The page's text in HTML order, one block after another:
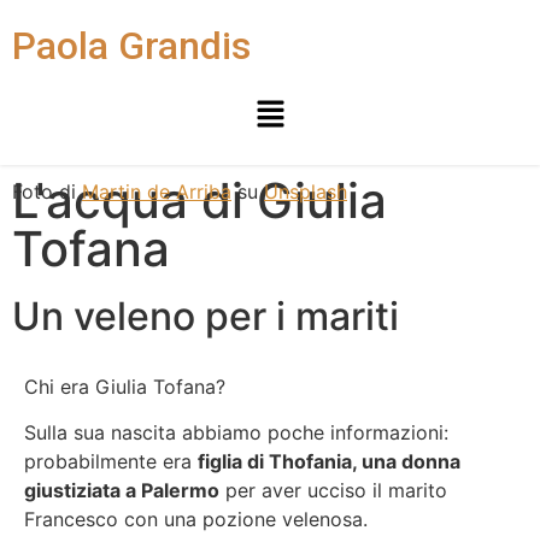
Paola Grandis
L'acqua di Giulia
Tofana
Foto diMartin de ArribasuUnsplash
Un veleno per i mariti
Chi era Giulia Tofana?
Sulla sua nascita abbiamo poche informazioni:
probabilmente era figlia di Thofania, una donna
giustiziata a Palermo per aver ucciso il marito
Francesco con una pozione velenosa.